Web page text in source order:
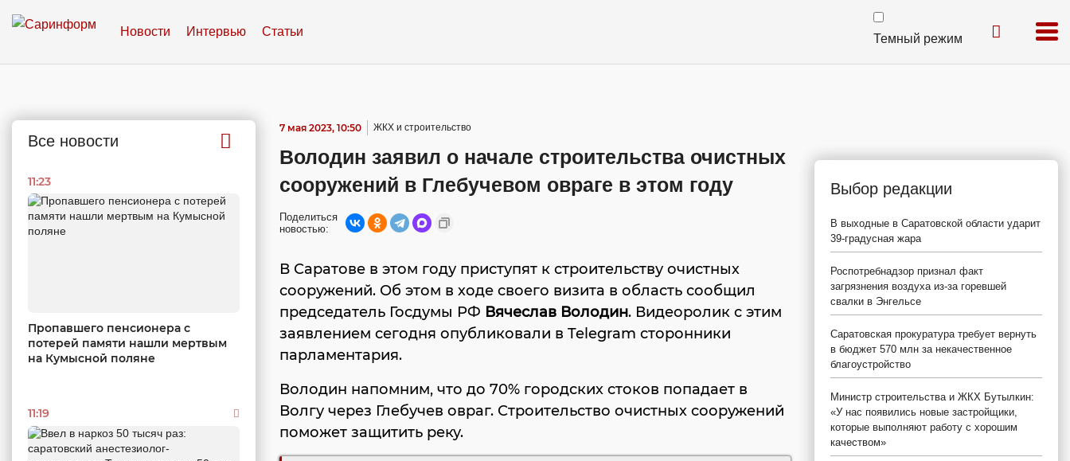
Новости Интервью Статьи
Темный режим
Все новости
11:23
Пропавшего пенсионера с
потерей памяти нашли мертвым
на Кумысной поляне
11:19
7 мая 2023, 10:50 ЖКХ и строительство
Володин заявил о начале строительства очистных
сооружений в Глебучевом овраге в этом году
Поделиться
новостью:
В Саратове в этом году приступят к строительству очистных
сооружений. Об этом в ходе своего визита в область сообщил
председатель Госдумы РФ Вячеслав Володин. Видеоролик с этим
заявлением сегодня опубликовали в Telegram сторонники
парламентария.
Володин напомним, что до 70% городских стоков попадает в
Волгу через Глебучев овраг. Строительство очистных сооружений
поможет защитить реку.
Выбор редакции
В выходные в Саратовской области ударит
39-градусная жара
Роспотребнадзор признал факт
загрязнения воздуха из-за горевшей
свалки в Энгельсе
Саратовская прокуратура требует вернуть
в бюджет 570 млн за некачественное
благоустройство
Министр строительства и ЖКХ Бутылкин:
«У нас появились новые застройщики,
которые выполняют работу с хорошим
качеством»